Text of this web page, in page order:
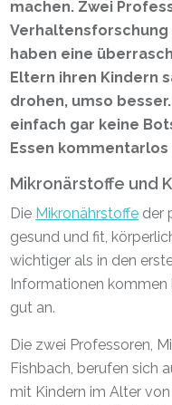
machen. Zwei
Verhaltensforschung
haben eine
Eltern ihren Kindern
drohen, umso
einfach gar keine
Essen
Mikronärstoffe und
Die Mikronährstoffe der
gesund und fit,
wichtiger als in den
Informationen kommen
gut an.
Die zwei Professoren,
Fishbach, berufen sich
mit Kindern im Alter